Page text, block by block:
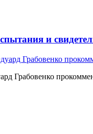
и
Грабовенко